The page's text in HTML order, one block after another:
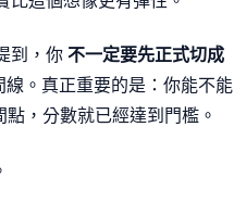
到，你不一定要先正式切成
。真正重要的是：你能不能
，分數就已經達到門檻。